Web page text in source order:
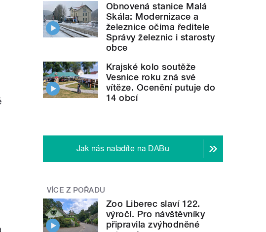
Obnovená stanice Malá
Skála: Modernizace a
železnice očima ředitele
Správy železnic i starosty
obce
Krajské kolo soutěže
Vesnice roku zná své
vítěze. Ocenění putuje do
14 obcí
Jak nás naladíte na DABu
VÍCE Z POŘADU
Zoo Liberec slaví 122.
výročí. Pro návštěvníky
připravila zvýhodněné